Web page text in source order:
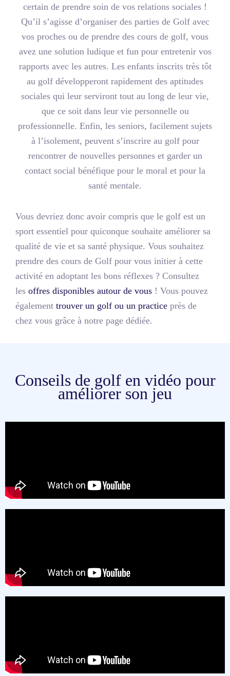
certain de prendre soin de vos relations sociales !
Qu’il s’agisse d’organiser des parties de Golf avec
vos proches ou de prendre des cours de golf, vous
avez une solution ludique et fun pour entretenir vos
rapports avec les autres. Les enfants inscrits très tôt
au golf développeront rapidement des aptitudes
sociales qui leur serviront tout au long de leur vie,
que ce soit dans leur vie personnelle ou
professionnelle. Enfin, les seniors, facilement sujets
à l’isolement, peuvent s’inscrire au golf pour
rencontrer de nouvelles personnes et garder un
contact social bénéfique pour le moral et pour la
santé mentale.
Vous devriez donc avoir compris que le golf est un
sport essentiel pour quiconque souhaite améliorer sa
qualité de vie et sa santé physique. Vous souhaitez
prendre des cours de Golf pour vous initier à cette
activité en adoptant les bons réflexes ? Consultez
les offres disponibles autour de vous ! Vous pouvez
également trouver un golf ou un practice près de
chez vous grâce à notre page dédiée.
Conseils de golf en vidéo pour
améliorer son jeu